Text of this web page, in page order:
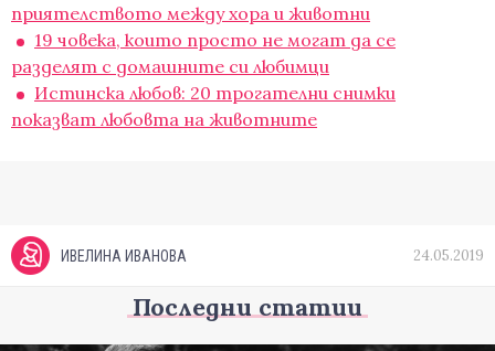
приятелството между хора и животни
19 човека, които просто не могат да се
разделят с домашните си любимци
Истинска любов: 20 трогателни снимки
показват любовта на животните
ИВЕЛИНА ИВАНОВА 24.05.2019
Последни статии